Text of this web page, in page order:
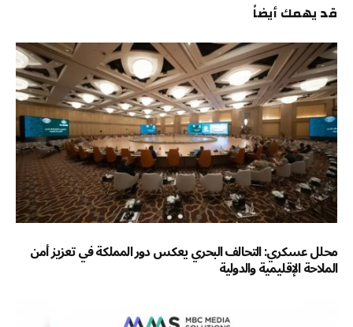
قد يهمك أيضاً
محلل عسكري: التحالف البحري يعكس دور المملكة في تعزيز أمن
الملاحة الإقليمية والدولية